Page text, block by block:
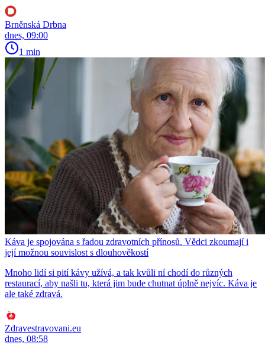
Brněnská Drbna
dnes, 09:00
1 min
Káva je spojována s řadou zdravotních přínosů. Vědci zkoumají i
její možnou souvislost s dlouhověkostí
Mnoho lidí si pití kávy užívá, a tak kvůli ní chodí do různých
restaurací, aby našli tu, která jim bude chutnat úplně nejvíc. Káva je
ale také zdravá.
Zdravestravovani.eu
dnes, 08:58